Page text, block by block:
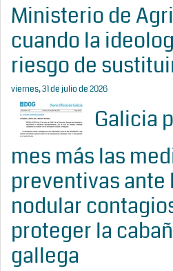
Ministerio de
cuando la
riesgo de
viernes, 31 de julio de 2026
Galicia
mes más las
preventivas
nodular
proteger la
gallega